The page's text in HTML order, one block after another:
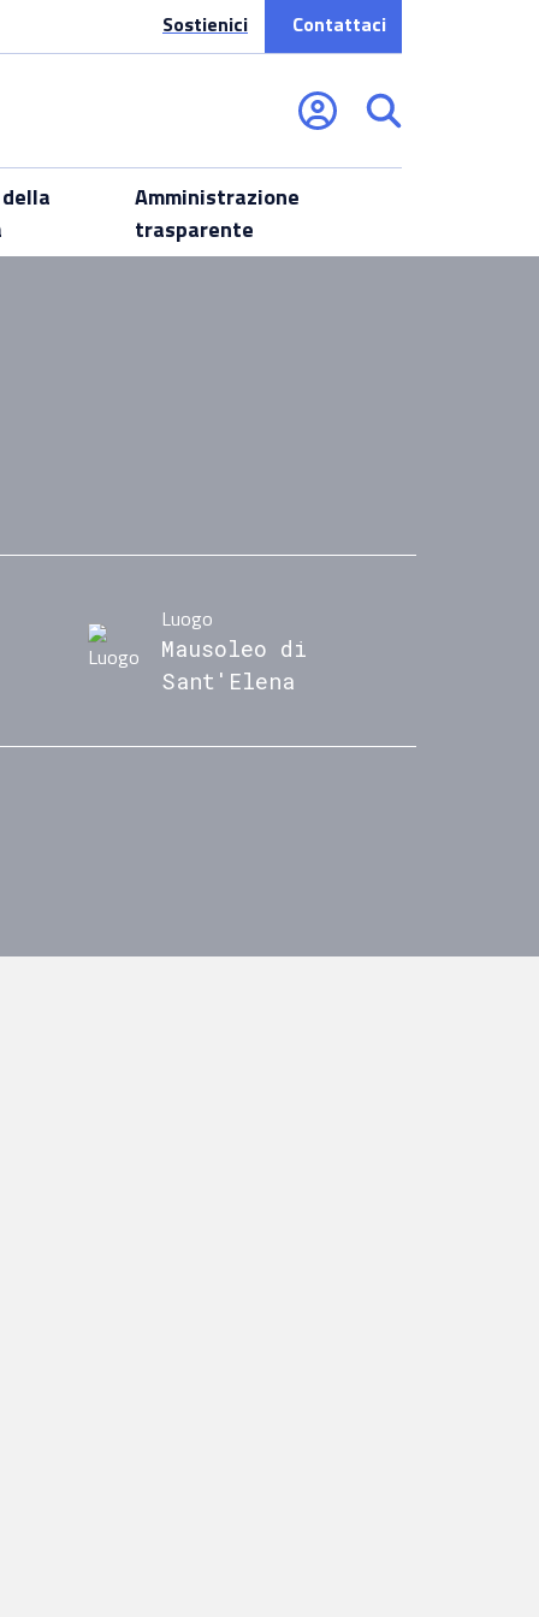
Sostienici Contattaci
Amministrazione
trasparente
Luogo
Mausoleo di
Sant'Elena